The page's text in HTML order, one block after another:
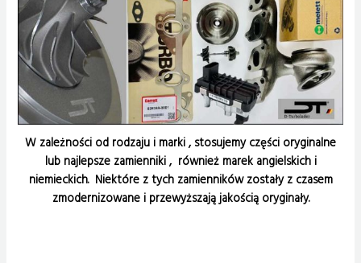
W zależności od rodzaju i marki , stosujemy części oryginalne
lub najlepsze zamienniki , również marek angielskich i
niemieckich. Niektóre z tych zamienników zostały z czasem
zmodernizowane i przewyższają jakością oryginały.